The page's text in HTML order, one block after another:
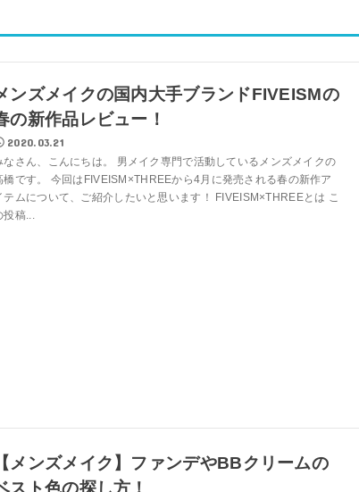
ンズメイクの国内大手ブランドFIVEISMの
の新作品レビュー！
2020.03.21
なさん、こんにちは。 男メイク専門で活動しているメンズメイクの
橋です。 今回はFIVEISM×THREEから4月に発売される春の新作ア
テムについて、ご紹介したいと思います！ FIVEISM×THREEとは こ
投稿...
メンズメイク】ファンデやBBクリームの
スト色の探し方！